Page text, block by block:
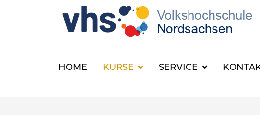
HOME KURSE SERVICE